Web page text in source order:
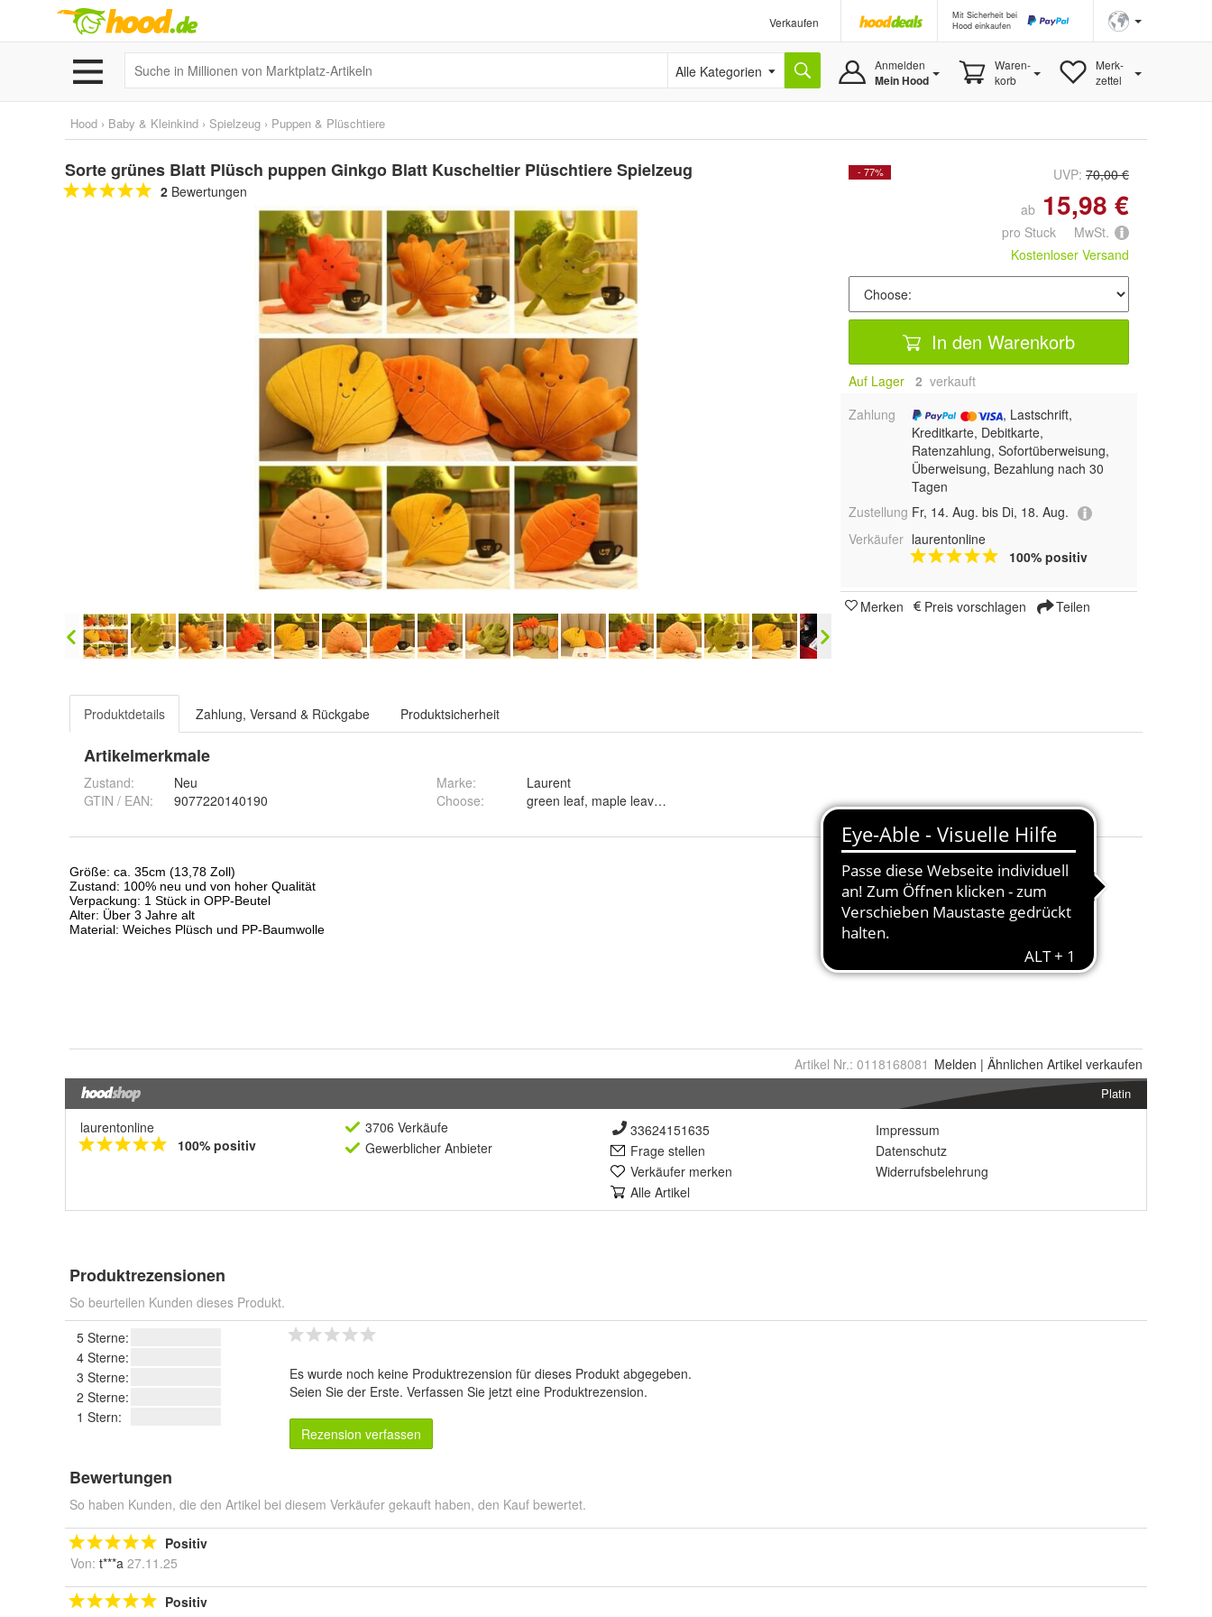
Verkaufen
Mit Sicherheit bei
Hood einkaufen
Alle Kategorien Anmelden
Mein Hood
Waren-
korb
Merk-
zettel
Hood › Baby & Kleinkind › Spielzeug › Puppen & Plüschtiere
Sorte grünes Blatt Plüsch puppen Ginkgo Blatt Kuscheltier Plüschtiere Spielzeug
2 Bewertungen
- 77% UVP: 70,00 €
ab 15,98 €
pro Stuck MwSt.
Kostenloser Versand
In den Warenkorb
Auf Lager 2 verkauft
Zahlung
, Lastschrift,
Kreditkarte, Debitkarte,
Ratenzahlung, Sofortüberweisung,
Überweisung, Bezahlung nach 30
Tagen
Zustellung Fr, 14. Aug. bis Di, 18. Aug.
Verkäufer laurentonline
100% positiv
Merken Preis vorschlagen Teilen
Produktdetails Zahlung, Versand & Rückgabe Produktsicherheit
Artikelmerkmale
Zustand:
Neu
GTIN / EAN:
9077220140190
Marke:
Laurent
Choose: green leaf, maple leaves, red leaf, ginkgo leaf, Love leaves und orange leaf
Artikel Nr.: 0118168081 Melden | Ähnlichen Artikel verkaufen
Platin
laurentonline
100% positiv
3706 Verkäufe
Gewerblicher Anbieter
33624151635
Frage stellen
Verkäufer merken
Alle Artikel
Impressum
Datenschutz
Widerrufsbelehrung
Produktrezensionen
So beurteilen Kunden dieses Produkt.
5 Sterne:
4 Sterne:
3 Sterne:
2 Sterne:
1 Stern:
Es wurde noch keine Produktrezension für dieses Produkt abgegeben.
Seien Sie der Erste. Verfassen Sie jetzt eine Produktrezension.
Rezension verfassen
Bewertungen
So haben Kunden, die den Artikel bei diesem Verkäufer gekauft haben, den Kauf bewertet.
Positiv
Von: t***a 27.11.25
Positiv